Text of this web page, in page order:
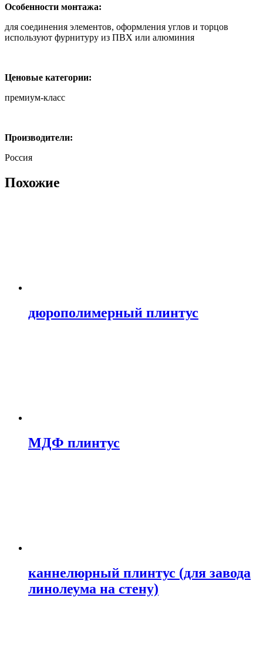
Особенности монтажа:
для соединения элементов, оформления углов и торцов
используют фурнитуру из ПВХ или алюминия
Ценовые категории:
премиум-класс
Производители:
Россия
Похожие
дюрополимерный плинтус
МДФ плинтус
каннелюрный плинтус (для завода
линолеума на стену)